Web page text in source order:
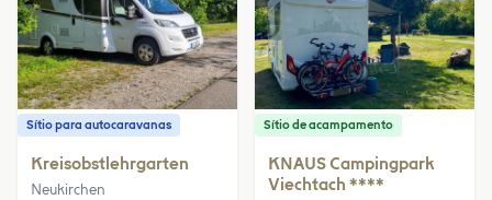
Sítio para autocaravanas
Kreisobstlehrgarten
Neukirchen
Sítio de acampamento
KNAUS Campingpark
Viechtach ****